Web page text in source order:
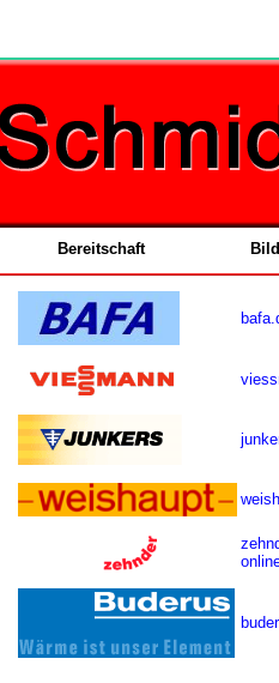
Bereitschaft